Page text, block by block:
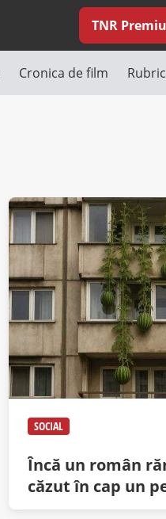
TNR
Cronica de film
SOCIAL
Încă un român
căzut în cap un
pe balcon